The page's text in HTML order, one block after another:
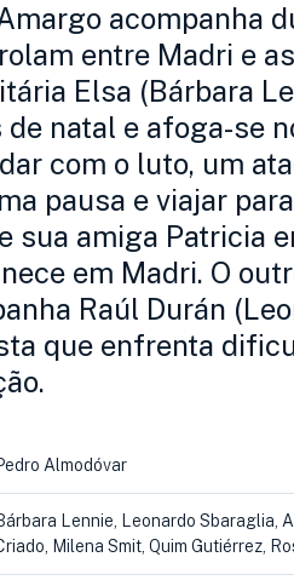
acompanha
entre Madri e
Elsa (Bárbara
natal e afoga-se
com o luto, um
pausa e viajar
sua amiga Patricia
em Madri. O
Raúl Durán
que enfrenta
Almodóvar
Lennie, Leonardo Sbaraglia,
Milena Smit, Quim Gutiérrez,